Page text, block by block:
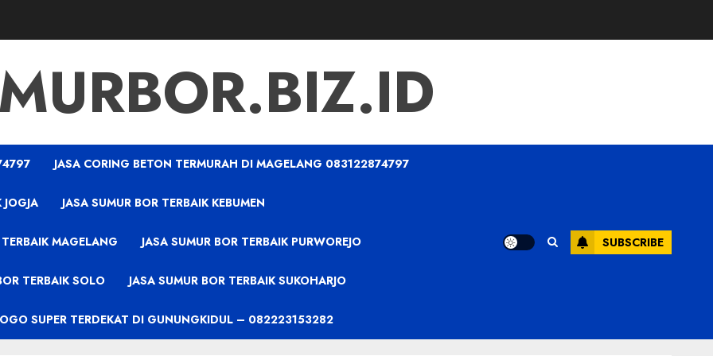
JASA CORING BETON TERMURAH DI MAGELANG 083122874797
JOGJA JASA SUMUR BOR TERBAIK KEBUMEN
MAGELANG JASA SUMUR BOR TERBAIK PURWOREJO
TERBAIK SOLO JASA SUMUR BOR TERBAIK SUKOHARJO
SUPER TERDEKAT DI GUNUNGKIDUL – 082223153282
SUBSCRIBE